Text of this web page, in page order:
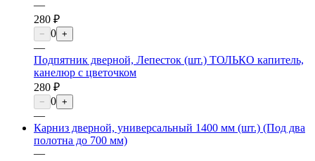
—
280 ₽
− 0 +
—
Подпятник дверной, Лепесток (шт.) ТОЛЬКО капитель,
канелюр с цветочком
280 ₽
− 0 +
—
Карниз дверной, универсальный 1400 мм (шт.) (Под два
полотна до 700 мм)
—